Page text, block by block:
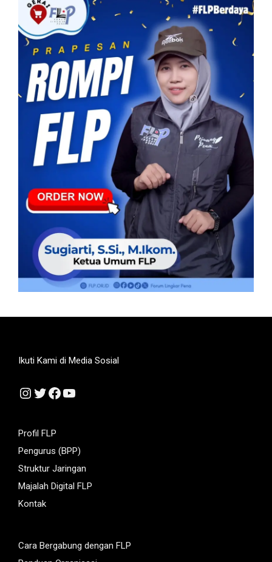
Ikuti Kami di Media Sosial
Instagram
Twitter
Facebook
YouTube
Profil FLP
Pengurus (BPP)
Struktur Jaringan
Majalah Digital FLP
Kontak
Cara Bergabung dengan FLP